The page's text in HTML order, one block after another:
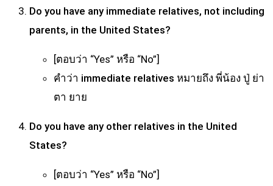
Do you have any immediate relatives, not including
parents, in the United States?
[ตอบว่า “Yes” หรือ “No”]
คำว่า immediate relatives หมายถึง พี่น้อง ปู่ ย่า
ตา ยาย
Do you have any other relatives in the United
States?
[ตอบว่า “Yes” หรือ “No”]